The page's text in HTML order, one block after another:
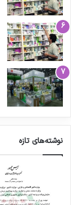
نوشته‌های تازه